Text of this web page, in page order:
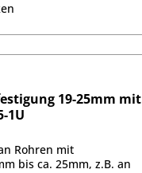
19-25mm mit
1U
Rohren mit
bis ca. 25mm, z.B. an